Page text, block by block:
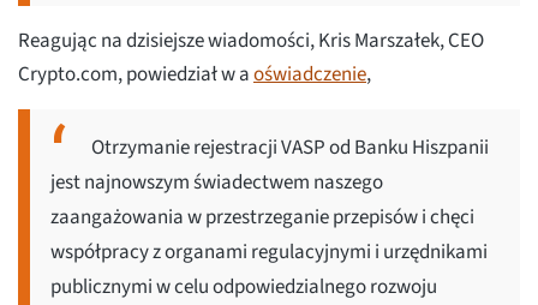
Reagując na dzisiejsze wiadomości, Kris Marszałek, CEO
Crypto.com, powiedział w aoświadczenie,
Otrzymanie rejestracji VASP od Banku Hiszpanii
jest najnowszym świadectwem naszego
zaangażowania w przestrzeganie przepisów i chęci
współpracy z organami regulacyjnymi i urzędnikami
publicznymi w celu odpowiedzialnego rozwoju